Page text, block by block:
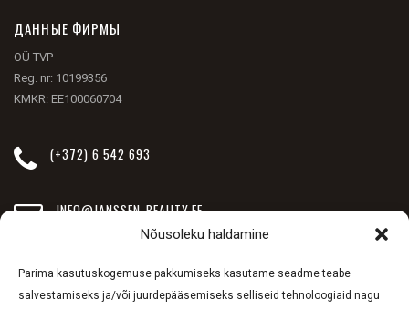
Nõusoleku haldamine
Parima kasutuskogemuse pakkumiseks kasutame seadme teabe
salvestamiseks ja/või juurdepääsemiseks selliseid tehnoloogiaid nagu
ДАННЫЕ ФИРМЫ
OÜ TVP
Reg. nr: 10199356
KMKR: EE100060704
(+372) 6 542 693
INFO@JANSSEN-BEAUTY.EE
СЫПРУСЕ ПУЙЕСТЕЕ 257